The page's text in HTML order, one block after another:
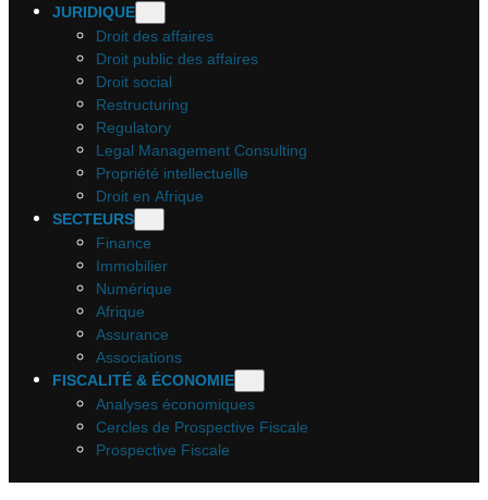
JURIDIQUE
Droit des affaires
Droit public des affaires
Droit social
Restructuring
Regulatory
Legal Management Consulting
Propriété intellectuelle
Droit en Afrique
SECTEURS
Finance
Immobilier
Numérique
Afrique
Assurance
Associations
FISCALITÉ & ÉCONOMIE
Analyses économiques
Cercles de Prospective Fiscale
Prospective Fiscale